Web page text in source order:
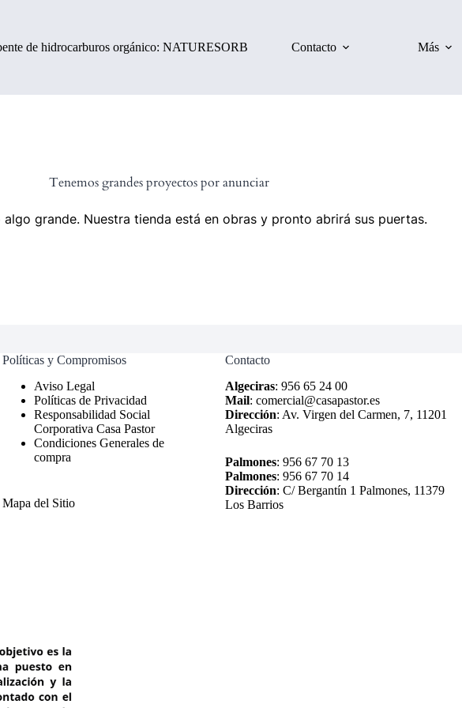
de hidrocarburos orgánico: NATURESORB Contacto Más
Tenemos grandes proyectos por anunciar
algo grande. Nuestra tienda está en obras y pronto abrirá sus puertas.
Políticas y Compromisos
Políticas de Privacidad
Responsabilidad Social
Corporativa Casa Pastor
Condiciones Generales de
compra
Mapa del Sitio
Contacto
Algeciras: 956 65 24 00
Mail: comercial@casapastor.es
Dirección: Av. Virgen del Carmen, 7, 11201
Algeciras
Palmones: 956 67 70 13
Palmones: 956 67 70 14
Dirección: C/ Bergantín 1 Palmones, 11379
Los Barrios